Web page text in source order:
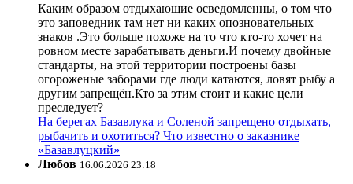
Каким образом отдыхающие осведомленны, о том что
это заповедник там нет ни каких опозновательных
знаков .Это больше похоже на то что кто-то хочет на
ровном месте зарабатывать деньги.И почему двойные
стандарты, на этой территории построены базы
огороженые заборами где люди катаются, ловят рыбу а
другим запрещён.Кто за этим стоит и какие цели
преследует?
На берегах Базавлука и Соленой запрещено отдыхать,
рыбачить и охотиться? Что известно о заказнике
«Базавлуцкий»
Любов 16.06.2026 23:18